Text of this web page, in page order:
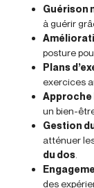
Guérison
à guérir
posture
Plans
exercices
Approche
un bien-
Gestion
atténuer
du dos
des